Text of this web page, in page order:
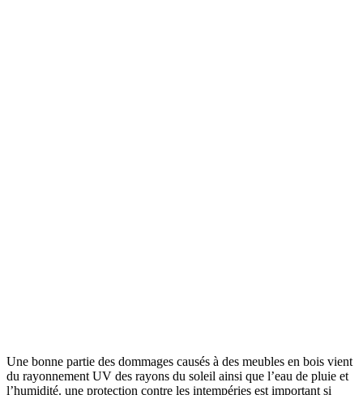
Une bonne partie des dommages causés à des meubles en bois vient
du rayonnement UV des rayons du soleil ainsi que l’eau de pluie et
l’humidité. une protection contre les intempéries est important si